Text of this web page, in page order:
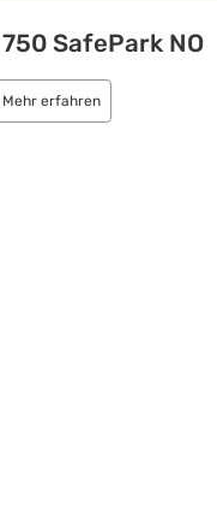
750 SafePark NO
Mehr erfahren